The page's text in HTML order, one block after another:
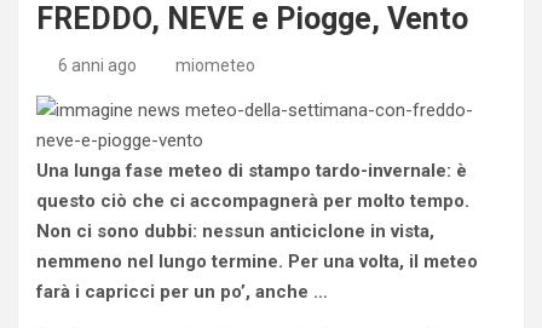
FREDDO, NEVE e Piogge, Vento
6 anni ago miometeo
Una lunga fase meteo di stampo tardo-invernale: è
questo ciò che ci accompagnerà per molto tempo.
Non ci sono dubbi: nessun anticiclone in vista,
nemmeno nel lungo termine. Per una volta, il meteo
farà i capricci per un po’, anche …